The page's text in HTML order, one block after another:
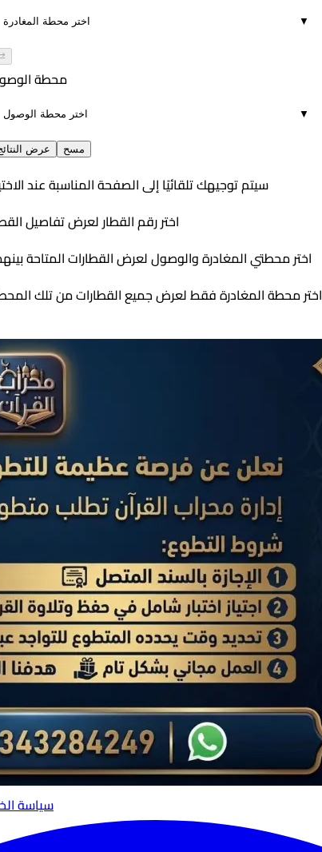
▼
محطة
▼
عرض مسح
سيتم توجيهك تلقائيًا إلى الصفحة المناسبة عند
اختر رقم القطار لعرض تفاصيل
اختر محطتي المغادرة والوصول لعرض القطارات المتاحة
اختر محطة المغادرة فقط لعرض جميع القطارات من تلك
سياسة